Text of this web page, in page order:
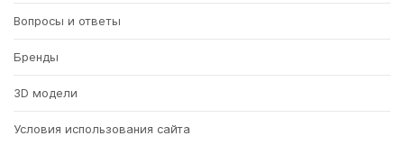
Вопросы и ответы
Бренды
3D модели
Условия использования сайта